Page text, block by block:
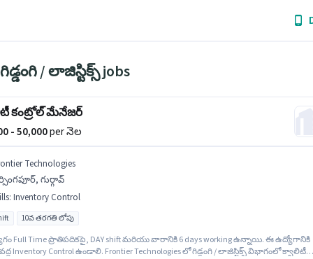
/ లాజిస్టిక్స్ jobs
కంట్రోల్ మేనేజర్
- 50,000per నెల
Technologies
గుర్గావ్
: Inventory Control
10వ తరగతి లోపు
Full Time ప్రాతిపదికపై, DAY shift మరియు వారానికి 6 days working ఉన్నాయి. ఈ ఉద్యోగానికి
Inventory Control ఉండాలి. Frontier Technologies లో గిడ్డంగి / లాజిస్టిక్స్ విభాగంలో క్వాలిటీ